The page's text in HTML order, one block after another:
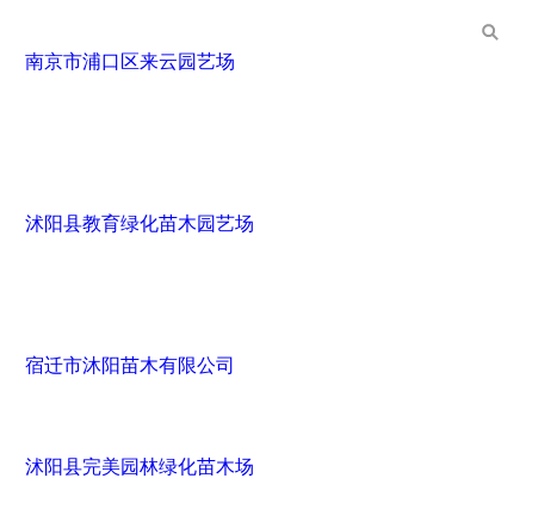
南京市浦口区来云园艺场
沭阳县教育绿化苗木园艺场
宿迁市沐阳苗木有限公司
沭阳县完美园林绿化苗木场